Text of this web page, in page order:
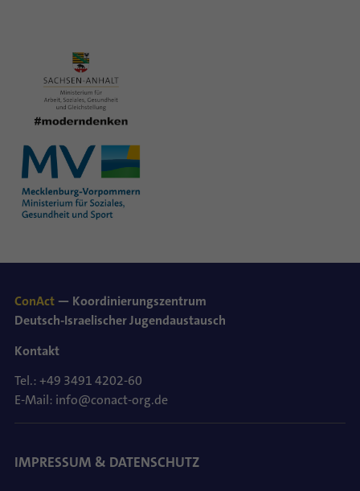
ConAct — Koordinierungszentrum
Deutsch-Israelischer Jugendaustausch
Kontakt
Tel.: +49 3491 4202-60
E-Mail: info@conact-org.de
IMPRESSUM & DATENSCHUTZ